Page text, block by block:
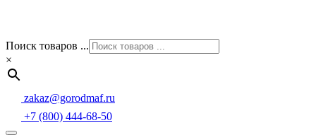
Поиск товаров ...
×
zakaz@gorodmaf.ru
+7 (800) 444-68-50